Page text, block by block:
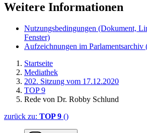
Weitere Informationen
Nutzungsbedingungen (Dokument,
Fenster)
Aufzeichnungen im Parlamentsarchiv
Startseite
Mediathek
202. Sitzung vom 17.12.2020
TOP 9
Rede von Dr. Robby Schlund
zurück zu: TOP 9 ()